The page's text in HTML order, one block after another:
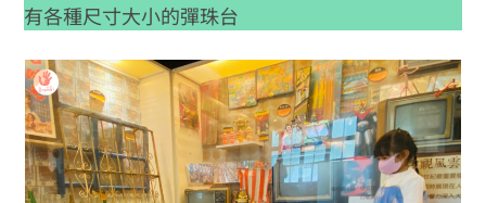
有各種尺寸大小的彈珠台